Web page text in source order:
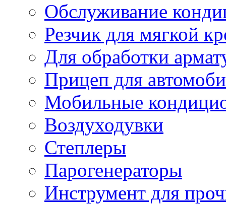
Обслуживание
Резчик для мягкой
Для обработки
Прицеп для
Мобильные
Воздуходувки
Степлеры
Парогенераторы
Инструмент для